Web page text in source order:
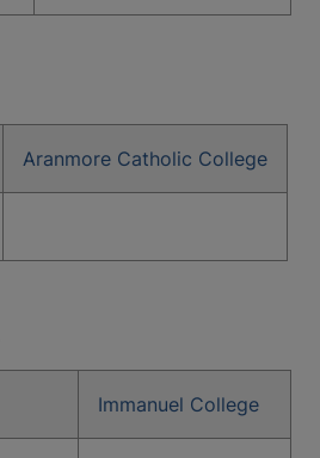
Aranmore Catholic College
Immanuel College